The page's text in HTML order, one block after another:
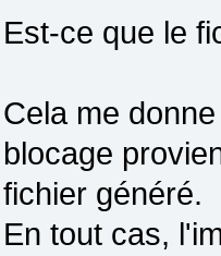
Est-ce que le
Cela me
blocage
fichier généré.
En tout cas,